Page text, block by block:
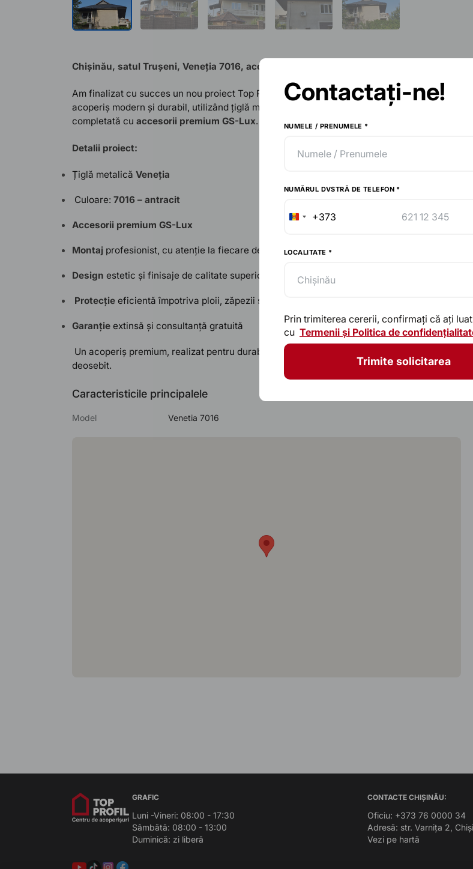
Chișinău, satul Trușeni, Veneția 7016, accesorii Gs-Lux
Am finalizat cu succes un nou proiect Top Profil însatul Trușeni, unde am realizat un
acoperiș modern și durabil, utilizând țiglă metalică
(antracit),
completată cu accesorii premium GS-Lux.
Detalii proiect:
Țiglă metalică Veneția
Culoare: 7016 – antracit
Accesorii premium GS-Lux
Montaj profesionist, cu atenție la fiecare detaliu
Design estetic și finisaje de calitate superioară
Protecție eficientă împotriva ploii, zăpezii și radiațiilor UV
Garanție extinsă și consultanță gratuită
Un acoperiș premium, realizat pentru durabilitate, siguranță și un aspect arhitectural
deosebit.
Caracteristicile principalele
Model Venetia 7016
GRAFIC
Luni -Vineri: 08:00 - 17:30
Sâmbătă: 08:00 - 13:00
Duminică: zi liberă
CONTACTE CHIȘINĂU:
Oficiu: +373 76 0000 34
Adresă: str. Varnița 2,
Vezi pe hartă
Contactați-ne!
NUMELE / PRENUMELE *
NUMĂRUL DVSTRĂ DE TELEFON *
Republica
+373
LOCALITATE *
Prin trimiterea cererii, confirmați că ați
cu Termenii și Politica de
Trimite solicitarea